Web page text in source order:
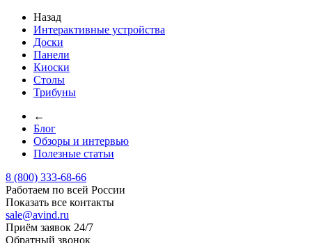
Назад
Интерактивные устройства
Доски
Панели
Киоски
Столы
Трибуны
←
Блог
Обзоры и интервью
Полезные статьи
8 (800) 333-68-66
Работаем по всей России
Показать все контакты
sale@avind.ru
Приём заявок 24/7
Обратный звонок